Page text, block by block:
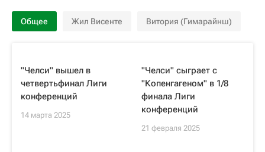
Общее Жил Висенте Витория (Гимарайнш)
"Челси" вышел в
четвертьфинал Лиги
конференций
14 марта 2025
"Челси" сыграет с
"Копенгагеном" в 1/8
финала Лиги
конференций
21 февраля 2025